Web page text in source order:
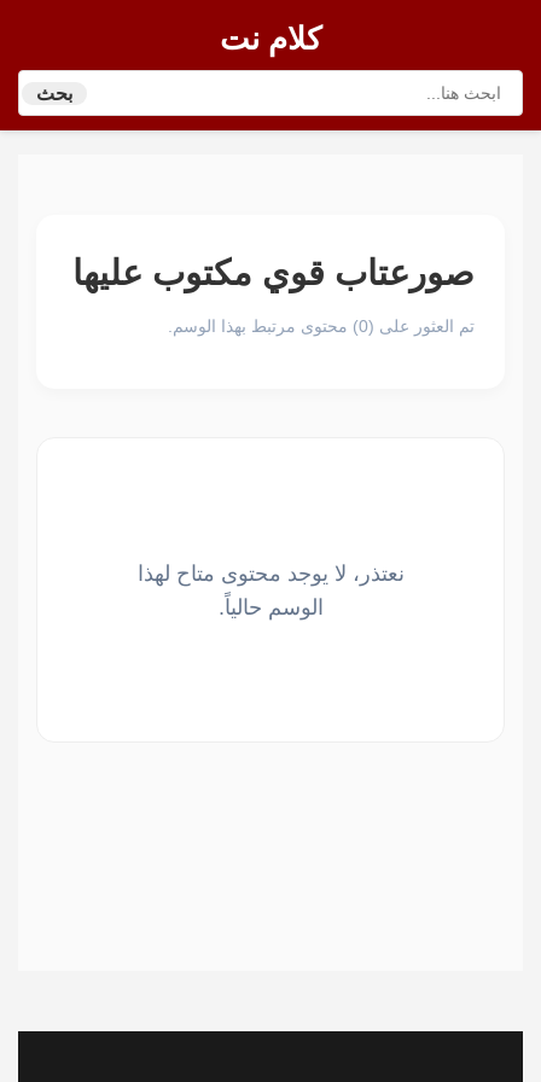
كلام نت
بحث
صورعتاب قوي مكتوب عليها
تم العثور على (0) محتوى مرتبط بهذا الوسم.
نعتذر، لا يوجد محتوى متاح لهذا
الوسم حالياً.